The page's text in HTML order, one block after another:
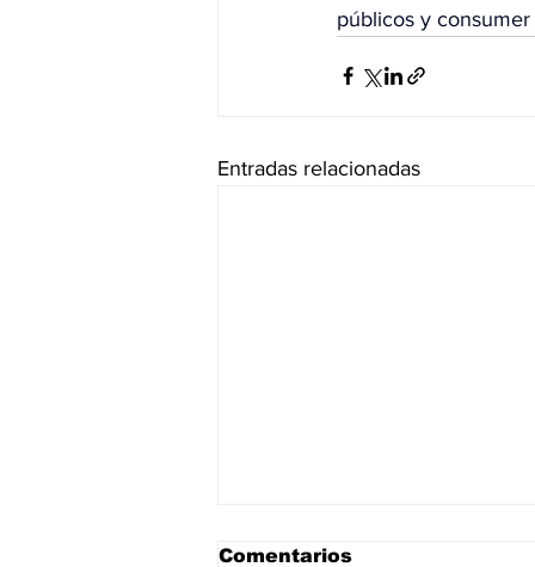
públicos y
Entradas relacionadas
Comentarios